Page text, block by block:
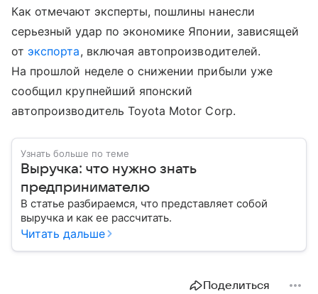
Как отмечают эксперты, пошлины нанесли
серьезный удар по экономике Японии, зависящей
от экспорта, включая автопроизводителей.
На прошлой неделе о снижении прибыли уже
сообщил крупнейший японский
автопроизводитель Toyota Motor Corp.
Узнать больше по теме
Выручка: что нужно знать
предпринимателю
В статье разбираемся, что представляет собой
выручка и как ее рассчитать.
Читать дальше
Поделиться